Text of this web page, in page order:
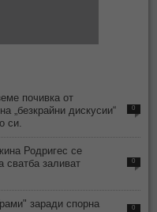
почивка от
„безкрайни дискусии“
си.
0
Родригес се
сватба заливат
0
заради спорна
0